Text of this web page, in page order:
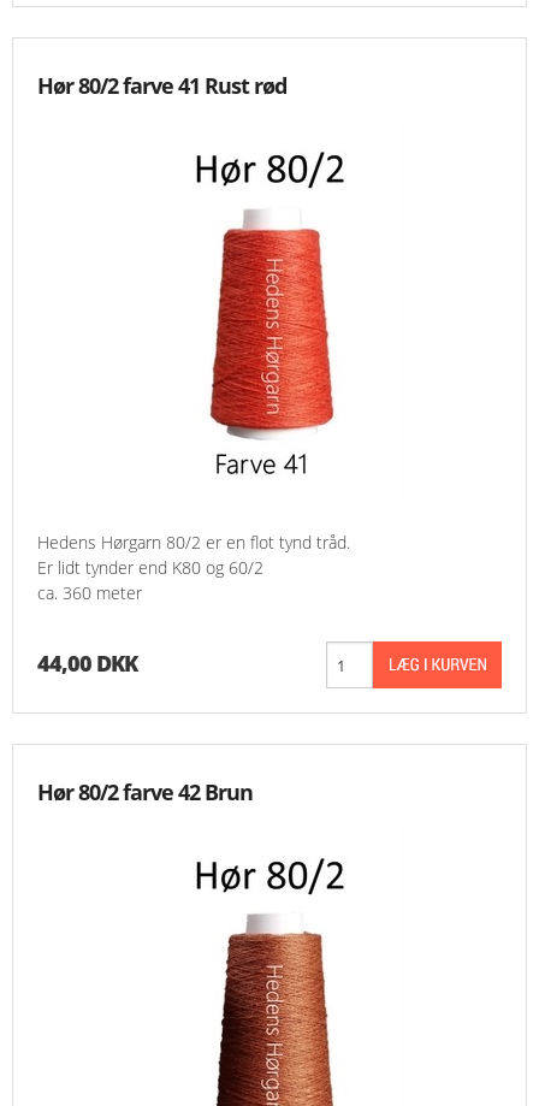
Hør 80/2 farve 41 Rust rød
Hedens Hørgarn 80/2 er en flot tynd tråd.
Er lidt tynder end K80 og 60/2
ca. 360 meter
44,00 DKK
Hør 80/2 farve 42 Brun